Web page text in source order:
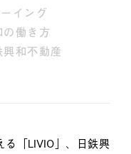
イング
働き方
和不動産
「LIVIO」、日鉄興